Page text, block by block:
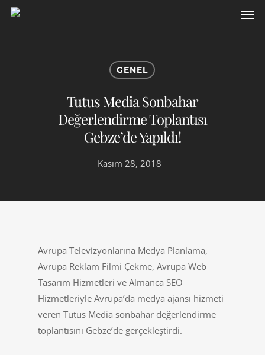
GENEL
Tutus Media Sonbahar
Değerlendirme Toplantısı
Gebze’de Yapıldı!
Kasım 28, 2018
Avrupa Televizyonlarına Medya Planlama,
Avrupa Reklam Filmi Çekme, Avrupa Web
Tasarım Hizmetleri ve Almanca SEO
Hizmetleriyle Avrupa’da medya ajansı hizmeti
veren Tutus Media sonbahar değerlendirme
toplantısını Gebze’de gerçekleştirdi.